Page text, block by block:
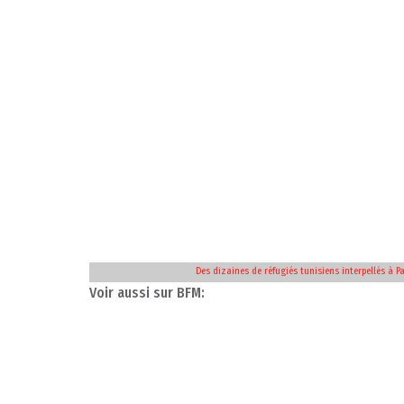
Des dizaines de réfugiés tunisiens interpellés à
Voir aussi sur BFM: